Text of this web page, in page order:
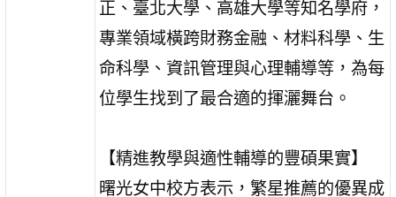
正、臺北大學、高雄大學等知名學府，
專業領域橫跨財務金融、材料科學、生
命科學、資訊管理與心理輔導等，為每
位學生找到了最合適的揮灑舞台。
【精進教學與適性輔導的豐碩果實】
曙光女中校方表示，繁星推薦的優異成